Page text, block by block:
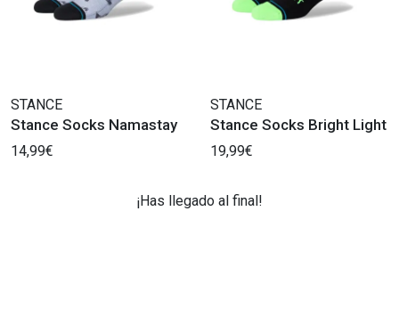
STANCE
Stance Socks Namastay
14,99€
STANCE
Stance Socks Bright Light
19,99€
¡Has llegado al final!